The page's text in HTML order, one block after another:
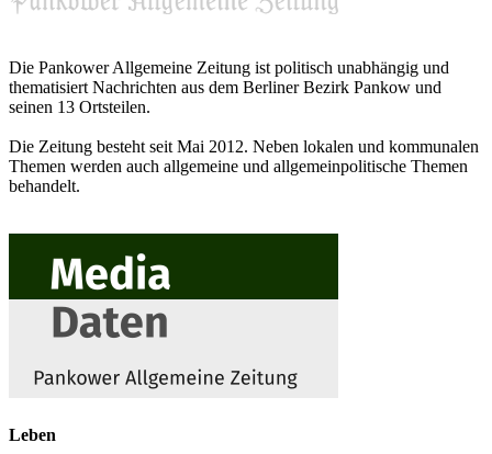
Die Pankower Allgemeine Zeitung ist politisch unabhängig und
thematisiert Nachrichten aus dem Berliner Bezirk Pankow und
seinen 13 Ortsteilen.
Die Zeitung besteht seit Mai 2012. Neben lokalen und kommunalen
Themen werden auch allgemeine und allgemeinpolitische Themen
behandelt.
Leben